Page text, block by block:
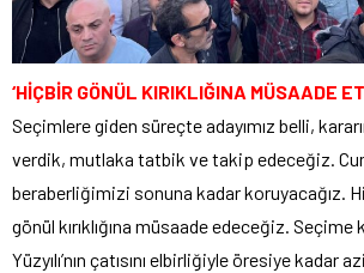
‘HİÇBİR GÖNÜL KIRIKLIĞINA MÜSAADE
Seçimlere giden süreçte adayımız belli,
verdik, mutlaka tatbik ve takip edeceğiz.
beraberliğimizi sonuna kadar koruyacağız.
gönül kırıklığına müsaade edeceğiz.
Yüzyılı’nın çatısını elbirliğiyle öresiye